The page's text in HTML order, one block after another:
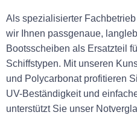
Als spezialisierter
wir Ihnen passgenaue,
Bootsscheiben als Ersatzteil
Schiffstypen. Mit unseren
und Polycarbonat profitieren
UV-Beständigkeit und
unterstützt Sie unser